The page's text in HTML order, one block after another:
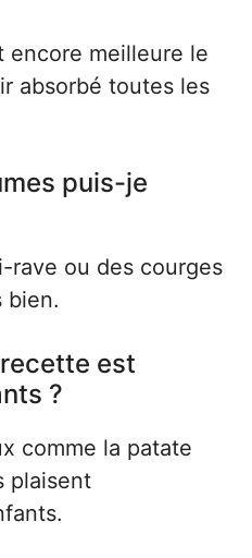
encore meilleure le
absorbé toutes les
puis-je
rave ou des courges
bien.
est
?
comme la patate
plaisent